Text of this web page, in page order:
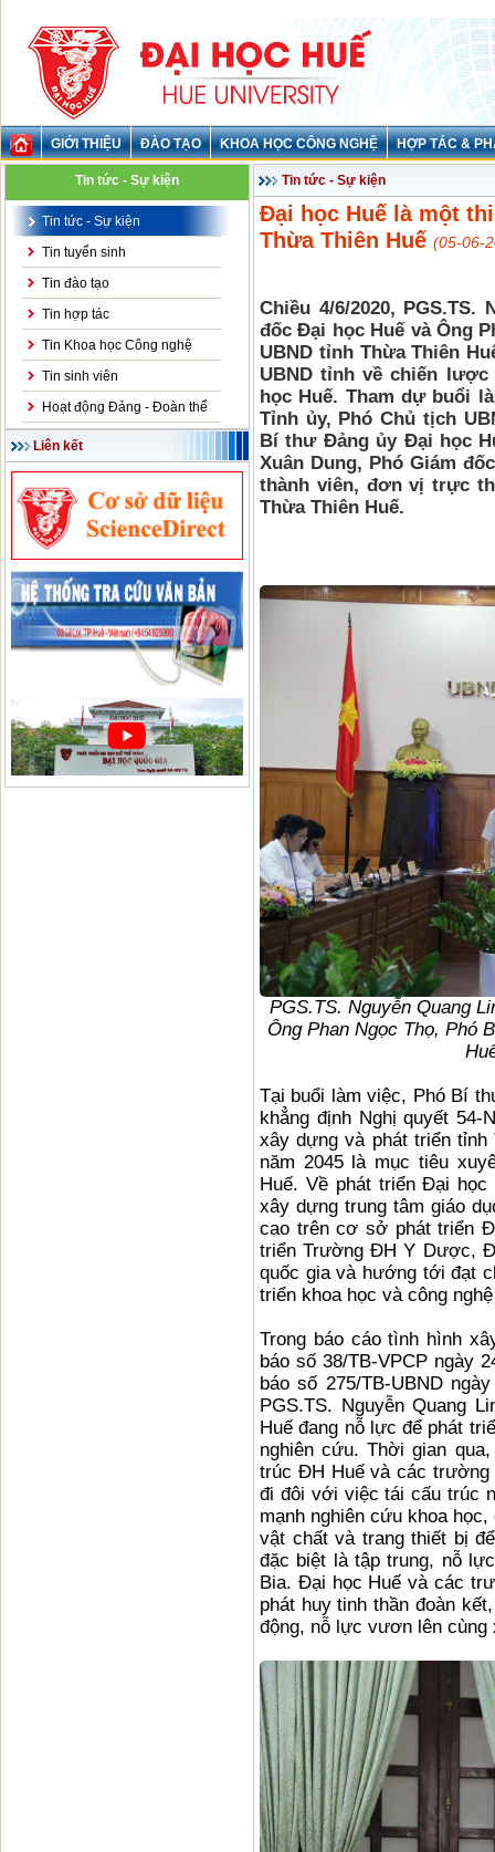
GIỚI THIỆU ĐÀO TẠO KHOA HỌC CÔNG NGHỆ HỢP TÁC &
Tin tức - Sự kiện
Tin tức - Sự kiện
Tin tuyển sinh
Tin đào tạo
Tin hợp tác
Tin Khoa học Công nghệ
Tin sinh viên
Hoạt động Đảng - Đoàn thể
Liên kết
Tin tức - Sự kiện
Đại học Huế là một
Thừa Thiên Huế (05-06-
Chiều 4/6/2020,
đốc Đại học Huế và Ông
UBND tỉnh Thừa Thiên
UBND tỉnh về chiến
học Huế. Tham dự buổi
Tỉnh ủy, Phó Chủ tịch
Bí thư Đảng ủy Đại học
Xuân Dung, Phó Giám
thành viên, đơn vị trực
Thừa Thiên Huế.
PGS.TS. Nguyễn Quang
Ông Phan Ngọc Thọ, Phó
Tại buổi làm việc, Phó Bí
khẳng định Nghị quyết
xây dựng và phát triển tỉnh
năm 2045 là mục tiêu
Huế. Về phát triển Đại
xây dựng trung tâm giáo
cao trên cơ sở phát triển
triển Trường ĐH Y Dược,
quốc gia và hướng tới đạt
triển khoa học và công
Trong báo cáo tình hình
báo số 38/TB-VPCP ngày
báo số 275/TB-UBND
PGS.TS. Nguyễn Quang
Huế đang nỗ lực để phát
nghiên cứu. Thời gian
trúc ĐH Huế và các trường
đi đôi với việc tái cấu trúc
mạnh nghiên cứu khoa
vật chất và trang thiết bị
đặc biệt là tập trung, nỗ
Bia. Đại học Huế và các
phát huy tinh thần đoàn
động, nỗ lực vươn lên